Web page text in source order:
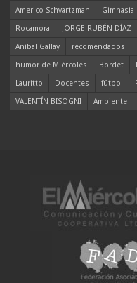
Americo Schvartzman Gimnasia
Rocamora
JORGE RUBÉN DÍAZ
Aníbal Gallay
recomendados
humor de Miércoles
Bordet
Lauritto
Docentes fútbol
VALENTÍN BISOGNI
Ambiente